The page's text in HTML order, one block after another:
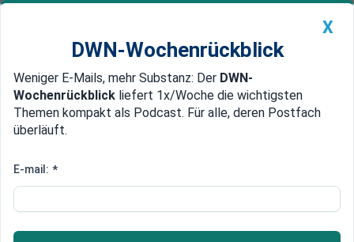
Newsticker MEIN DWN: Geldanlage Premium
Edelmetalle DWN-Magazin China
Altersarmut nach 45
bekommt weniger als 1300 Euro
X
DWN-Wochenrückblick
Weniger E-Mails, mehr Substanz: Der DWN-
Wochenrückblick liefert 1x/Woche die wichtigsten
Themen kompakt als Podcast. Für alle, deren Postfach
überläuft.
E-mail: *